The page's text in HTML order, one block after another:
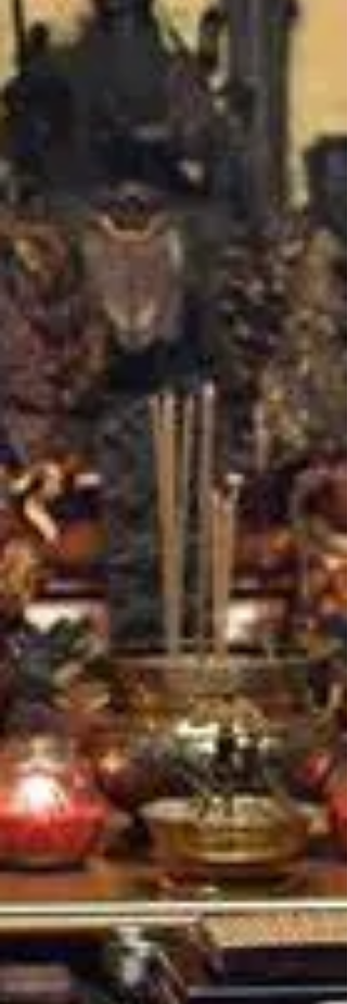
【後座力】──是創傷？抑或
是生命蛻變的出口？
那些帶給我們生命傷痕的人，留下的到
底是一道無法癒合的傷口？抑或是生命
蛻變的出口？──這個也是取決於自己：
「無法消化、自癒的傷口只會留下難看
的傷疤與永恆的心理陰影」。但「懂得
轉化、消融的創傷，卻是生命蛻變的契
機與出口」。
4月25日
【你罪乖】 ── 人，終究是
想被馴化的物種
觀看本片聯想到的就是魯迅先生的理
論，在中國，只有安穩作的了奴隸的時
代，以及想做奴隸而不得的時代。雖然
主題是論述中國封建社會如何「奴化」
民眾的，但內裡也許呈現了所有人類的
共性：「我們的奴性總是讓我們渴望歸
屬，渴望被馴化！」差別只在於那個馴
化是有意識地自我抉擇或者無意識地自
我放縱。
Rady （睿導）
4月16日